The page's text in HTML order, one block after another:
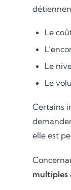
Le
Le
Le
Certains
elle est
multiples